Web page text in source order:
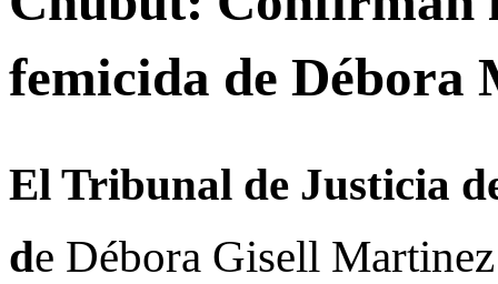
femicida de Débora
El Tribunal de Justicia
de Débora Gisell